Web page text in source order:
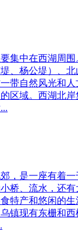
集中在西湖周
、杨公堤）、
带自然风光和
区域。西湖北
，是一座有着
桥、流水，还
特产和悠闲的
镇现有东栅和